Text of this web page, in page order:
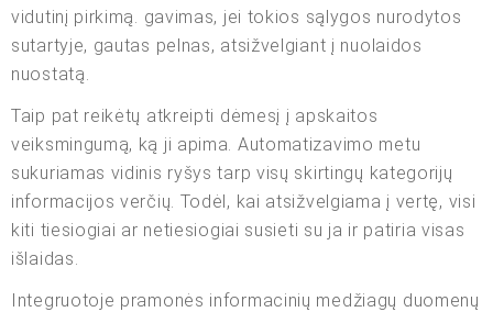
vidutinį pirkimą. gavimas, jei tokios sąlygos nurodytos
sutartyje, gautas pelnas, atsižvelgiant į nuolaidos
nuostatą.
Taip pat reikėtų atkreipti dėmesį į apskaitos
veiksmingumą, ką ji apima. Automatizavimo metu
sukuriamas vidinis ryšys tarp visų skirtingų kategorijų
informacijos verčių. Todėl, kai atsižvelgiama į vertę, visi
kiti tiesiogiai ar netiesiogiai susieti su ja ir patiria visas
išlaidas.
Integruotoje pramonės informacinių medžiagų duomenų